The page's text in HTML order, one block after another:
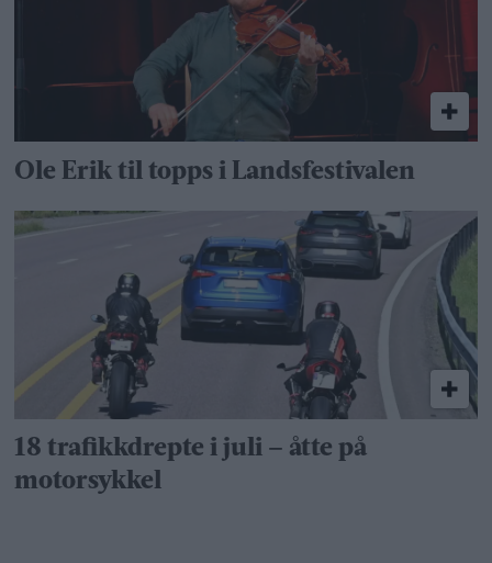
Ole Erik til topps i Landsfestivalen
18 trafikkdrepte i juli – åtte på
motorsykkel